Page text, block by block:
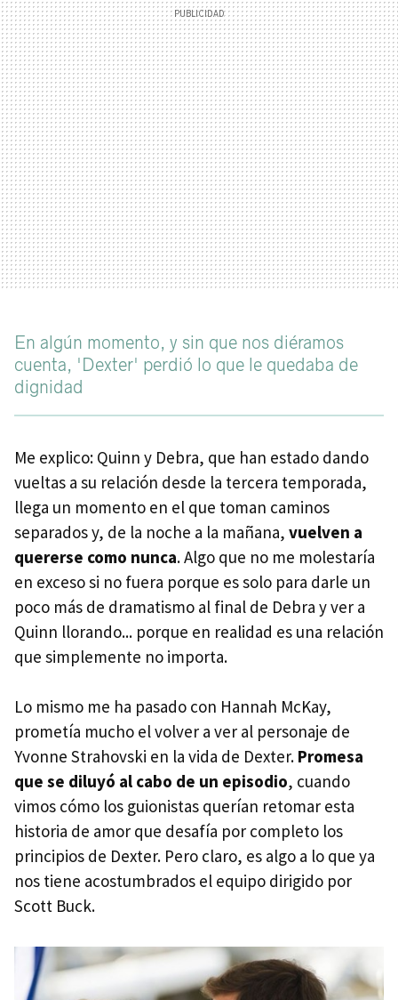
En algún momento, y sin que nos diéramos
cuenta, 'Dexter' perdió lo que le quedaba de
dignidad
Me explico: Quinn y Debra, que han estado dando
vueltas a su relación desde la tercera temporada,
llega un momento en el que toman caminos
separados y, de la noche a la mañana, vuelven a
quererse como nunca. Algo que no me molestaría
en exceso si no fuera porque es solo para darle un
poco más de dramatismo al final de Debra y ver a
Quinn llorando... porque en realidad es una relación
que simplemente no importa.
Lo mismo me ha pasado con Hannah McKay,
prometía mucho el volver a ver al personaje de
Yvonne Strahovski en la vida de Dexter. Promesa
que se diluyó al cabo de un episodio, cuando
vimos cómo los guionistas querían retomar esta
historia de amor que desafía por completo los
principios de Dexter. Pero claro, es algo a lo que ya
nos tiene acostumbrados el equipo dirigido por
Scott Buck.